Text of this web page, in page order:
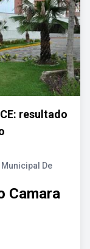
resultado
De
Camara